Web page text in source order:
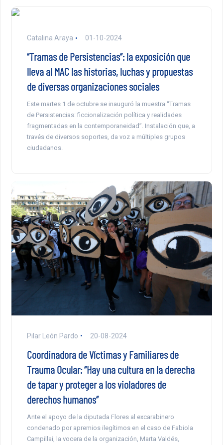
Catalina Araya 01-10-2024
“Tramas de Persistencias”: la exposición que
lleva al MAC las historias, luchas y propuestas
de diversas organizaciones sociales
Este martes 1 de octubre se inauguró la muestra “Tramas
de Persistencias: ficcionalización política y realidades
fragmentadas en la contemporaneidad”. Instalación que, a
través de diversos soportes, da voz a múltiples grupos
ciudadanos.
Pilar León Pardo 20-08-2024
Coordinadora de Víctimas y Familiares de
Trauma Ocular: “Hay una cultura en la derecha
de tapar y proteger a los violadores de
derechos humanos”
Ante el apoyo de la diputada Flores al excarabinero
condenado por apremios ilegítimos en el caso de Fabiola
Campillai, la vocera de la organización, Marta Valdés,